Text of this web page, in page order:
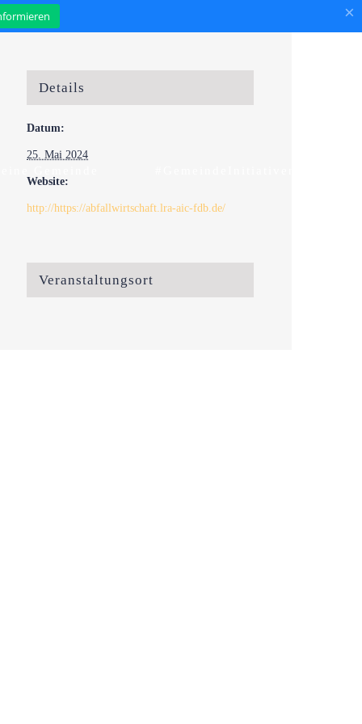
×
Details
Datum:
25. Mai 2024
Website:
http://https://abfallwirtschaft.lra-aic-fdb.de/
Veranstaltungsort